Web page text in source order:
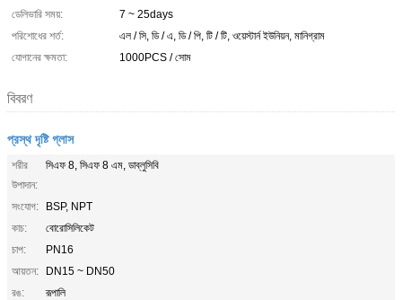
ডেলিভারি সময়:
7 ~ 25days
পরিশোধের শর্ত:
এল / সি, ডি / এ, ডি / পি, টি / টি, ওয়েস্টার্ন ইউনিয়ন, মানিগ্রাম
যোগানের ক্ষমতা:
1000PCS / সোম
বিবরণ
প্রস্থ দৃষ্টি গ্লাস
শরীর
উপাদান:
সিএফ 8, সিএফ 8 এম, ডাব্লুসিবি
সংযোগ:
BSP, NPT
কাচ:
বোরোসিলিকেট
চাপ:
PN16
আয়তন:
DN15 ~ DN50
রঙ:
রূপালি